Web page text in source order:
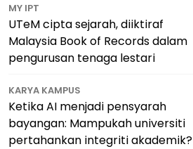
MY IPT
UTeM cipta sejarah, diiktiraf
Malaysia Book of Records dalam
pengurusan tenaga lestari
KARYA KAMPUS
Ketika AI menjadi pensyarah
bayangan: Mampukah universiti
pertahankan integriti akademik?